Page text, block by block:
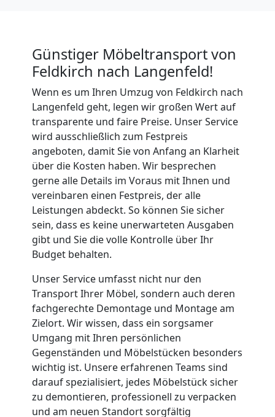
Günstiger Möbeltransport von
Feldkirch nach Langenfeld!
Wenn es um Ihren Umzug von Feldkirch nach
Langenfeld geht, legen wir großen Wert auf
transparente und faire Preise. Unser Service
wird ausschließlich zum Festpreis
angeboten, damit Sie von Anfang an Klarheit
über die Kosten haben. Wir besprechen
gerne alle Details im Voraus mit Ihnen und
vereinbaren einen Festpreis, der alle
Leistungen abdeckt. So können Sie sicher
sein, dass es keine unerwarteten Ausgaben
gibt und Sie die volle Kontrolle über Ihr
Budget behalten.
Unser Service umfasst nicht nur den
Transport Ihrer Möbel, sondern auch deren
fachgerechte Demontage und Montage am
Zielort. Wir wissen, dass ein sorgsamer
Umgang mit Ihren persönlichen
Gegenständen und Möbelstücken besonders
wichtig ist. Unsere erfahrenen Teams sind
darauf spezialisiert, jedes Möbelstück sicher
zu demontieren, professionell zu verpacken
und am neuen Standort sorgfältig
Feldkirch
Tragehilfe
Feldkirch
Kleiner
Umzug
Feldkirch
Küchenumzug
Feldkirch
Umzug
und